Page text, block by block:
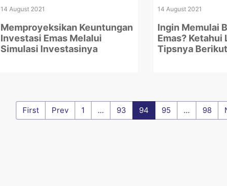
14 August 2021
Memproyeksikan Keuntungan
Investasi Emas Melalui
Simulasi Investasinya
14 August 2021
Ingin Memulai
Emas? Ketahui
Tipsnya
First Prev 1 ... 93 94 95 ... 98